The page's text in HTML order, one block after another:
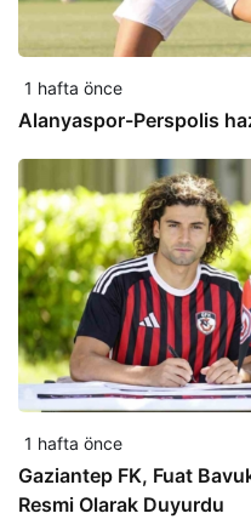
1 hafta önce
Alanyaspor-Perspolis
1 hafta önce
Gaziantep FK, Fuat
Resmi Olarak Duyurdu